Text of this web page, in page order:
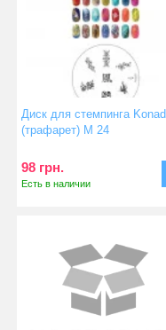
Диск для стемпинга Konad
(трафарет) М 24
98 грн.
Есть в наличии